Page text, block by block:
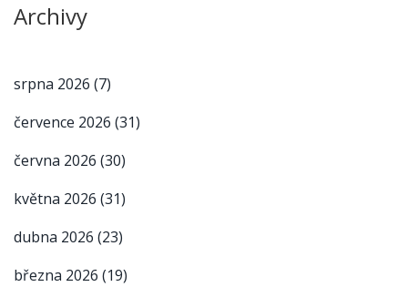
Archivy
srpna 2026 (7)
července 2026 (31)
června 2026 (30)
května 2026 (31)
dubna 2026 (23)
března 2026 (19)